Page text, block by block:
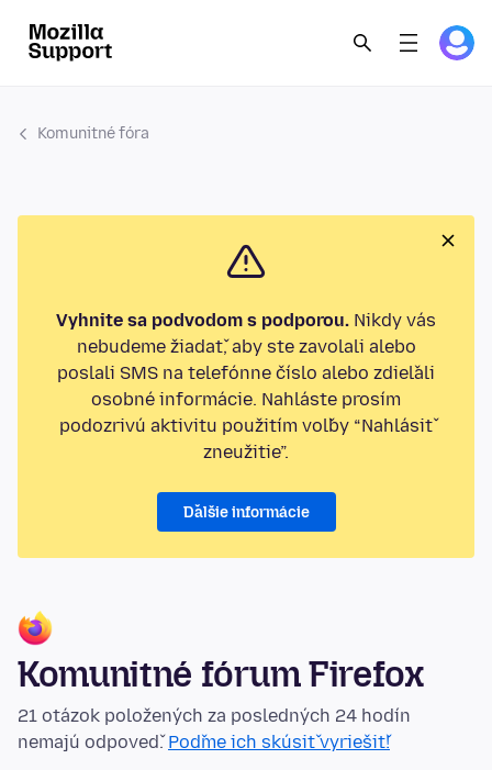
Komunitné fóra
Vyhnite sa podvodom s podporou. Nikdy vás
nebudeme žiadať, aby ste zavolali alebo
poslali SMS na telefónne číslo alebo zdieľali
osobné informácie. Nahláste prosím
podozrivú aktivitu použitím voľby “Nahlásiť
zneužitie”.
Ďalšie informácie
Komunitné fórum Firefox
21 otázok položených za posledných 24 hodín
nemajú odpoveď.Poďme ich skúsiť vyriešiť!